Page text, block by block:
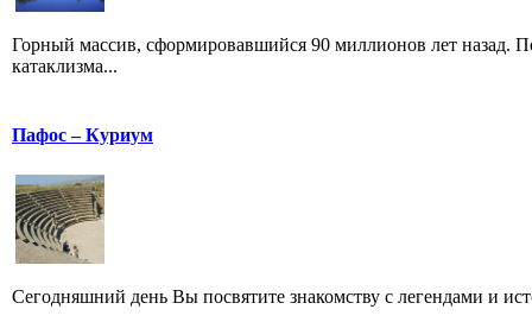
Горный массив, сформировавшийся 90 миллионов лет назад.
катаклизма...
Пафос – Куриум
Сегодняшний день Вы посвятите знакомству с легендами и